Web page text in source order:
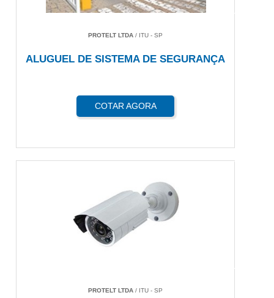
PROTELT LTDA / ITU - SP
ALUGUEL DE SISTEMA DE SEGURANÇA
COTAR AGORA
PROTELT LTDA / ITU - SP